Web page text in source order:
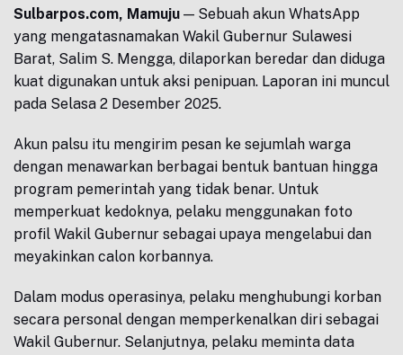
Sulbarpos.com, Mamuju — Sebuah akun WhatsApp
yang mengatasnamakan Wakil Gubernur Sulawesi
Barat, Salim S. Mengga, dilaporkan beredar dan diduga
kuat digunakan untuk aksi penipuan. Laporan ini muncul
pada Selasa 2 Desember 2025.
Akun palsu itu mengirim pesan ke sejumlah warga
dengan menawarkan berbagai bentuk bantuan hingga
program pemerintah yang tidak benar. Untuk
memperkuat kedoknya, pelaku menggunakan foto
profil Wakil Gubernur sebagai upaya mengelabui dan
meyakinkan calon korbannya.
Dalam modus operasinya, pelaku menghubungi korban
secara personal dengan memperkenalkan diri sebagai
Wakil Gubernur. Selanjutnya, pelaku meminta data